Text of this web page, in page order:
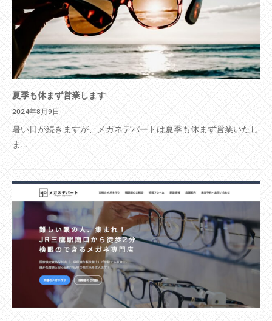
夏季も休まず営業します
2024年8月9日
暑い日が続きますが、メガネデパートは夏季も休まず営業いたし
ま...